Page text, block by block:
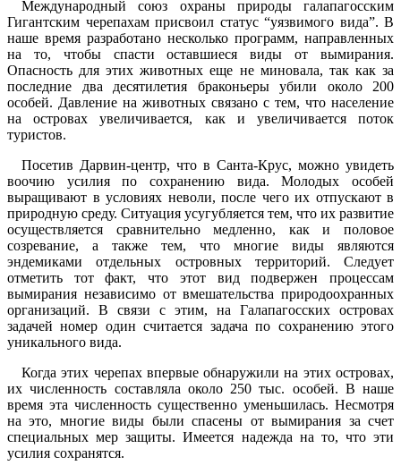
Международный союз охраны природы галапагосским
Гигантским черепахам присвоил статус “уязвимого вида”. В
наше время разработано несколько программ, направленных
на то, чтобы спасти оставшиеся виды от вымирания.
Опасность для этих животных еще не миновала, так как за
последние два десятилетия браконьеры убили около 200
особей. Давление на животных связано с тем, что население
на островах увеличивается, как и увеличивается поток
туристов.
Посетив Дарвин-центр, что в Санта-Крус, можно увидеть
воочию усилия по сохранению вида. Молодых особей
выращивают в условиях неволи, после чего их отпускают в
природную среду. Ситуация усугубляется тем, что их развитие
осуществляется сравнительно медленно, как и половое
созревание, а также тем, что многие виды являются
эндемиками отдельных островных территорий. Следует
отметить тот факт, что этот вид подвержен процессам
вымирания независимо от вмешательства природоохранных
организаций. В связи с этим, на Галапагосских островах
задачей номер один считается задача по сохранению этого
уникального вида.
Когда этих черепах впервые обнаружили на этих островах,
их численность составляла около 250 тыс. особей. В наше
время эта численность существенно уменьшилась. Несмотря
на это, многие виды были спасены от вымирания за счет
специальных мер защиты. Имеется надежда на то, что эти
усилия сохранятся.